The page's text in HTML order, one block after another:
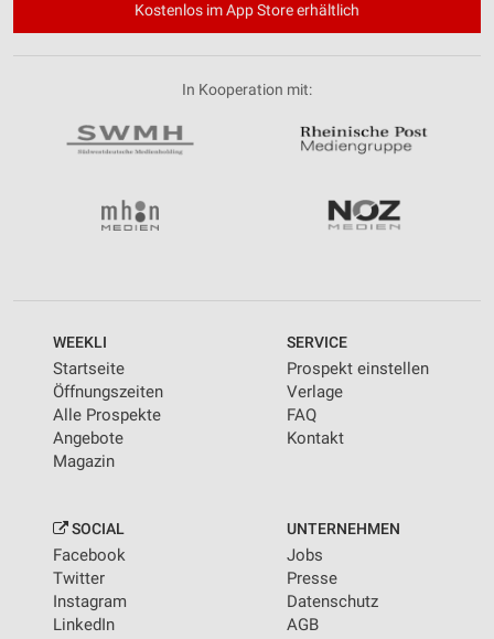
Kostenlos im App Store erhältlich
In Kooperation mit:
WEEKLI
Startseite
Öffnungszeiten
Alle Prospekte
Angebote
Magazin
SERVICE
Prospekt einstellen
Verlage
FAQ
Kontakt
SOCIAL
Facebook
Twitter
Instagram
LinkedIn
UNTERNEHMEN
Jobs
Presse
Datenschutz
AGB